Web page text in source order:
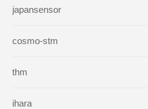
japansensor
cosmo-stm
thm
ihara